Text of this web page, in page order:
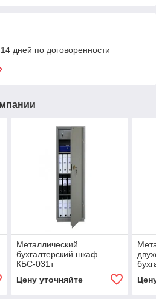
дней по договоренности
Металлический
бухгалтерский шкаф
КБС-031т
Цену уточняйте